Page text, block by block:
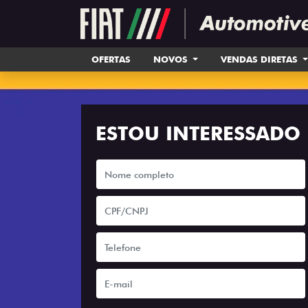
OFERTAS NOVOS VENDAS DIRETAS
ESTOU INTERESSADO